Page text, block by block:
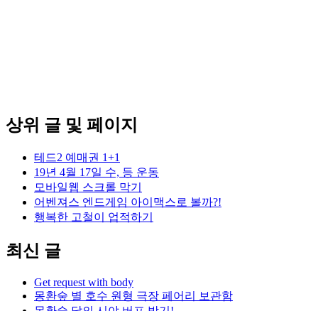
상위 글 및 페이지
테드2 예매권 1+1
19년 4월 17일 수, 등 운동
모바일웹 스크롤 막기
어벤져스 엔드게임 아이맥스로 볼까?!
행복한 고철이 업적하기
최신 글
Get request with body
몽환숲 별 호수 원형 극장 페어리 보관함